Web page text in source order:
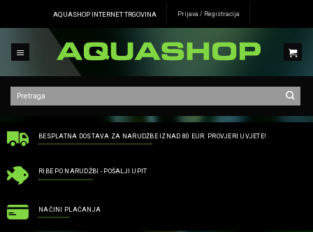
AQUASHOP INTERNET TRGOVINA Prijava / Registracija
BESPLATNA DOSTAVA ZA NARUDŽBE IZNAD 80 EUR. PROVJERI UVJETE!
RIBE PO NARUDŽBI - POŠALJI UPIT
NAČINI PLAĆANJA